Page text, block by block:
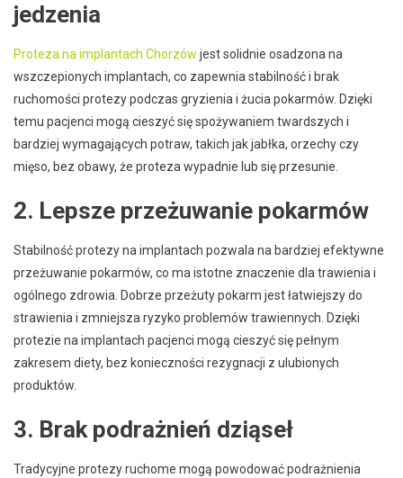
jedzenia
Proteza na implantach Chorzów jest solidnie osadzona na
wszczepionych implantach, co zapewnia stabilność i brak
ruchomości protezy podczas gryzienia i żucia pokarmów. Dzięki
temu pacjenci mogą cieszyć się spożywaniem twardszych i
bardziej wymagających potraw, takich jak jabłka, orzechy czy
mięso, bez obawy, że proteza wypadnie lub się przesunie.
2. Lepsze przeżuwanie pokarmów
Stabilność protezy na implantach pozwala na bardziej efektywne
przeżuwanie pokarmów, co ma istotne znaczenie dla trawienia i
ogólnego zdrowia. Dobrze przeżuty pokarm jest łatwiejszy do
strawienia i zmniejsza ryzyko problemów trawiennych. Dzięki
protezie na implantach pacjenci mogą cieszyć się pełnym
zakresem diety, bez konieczności rezygnacji z ulubionych
produktów.
3. Brak podrażnień dziąseł
Tradycyjne protezy ruchome mogą powodować podrażnienia